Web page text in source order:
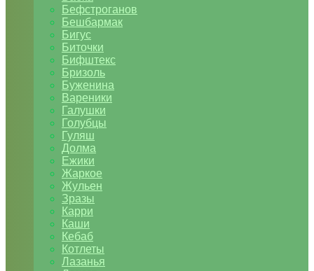
Бефстроганов
Бешбармак
Бигус
Биточки
Бифштекс
Бризоль
Буженина
Вареники
Галушки
Голубцы
Гуляш
Долма
Ежики
Жаркое
Жульен
Зразы
Карри
Каши
Кебаб
Котлеты
Лазанья